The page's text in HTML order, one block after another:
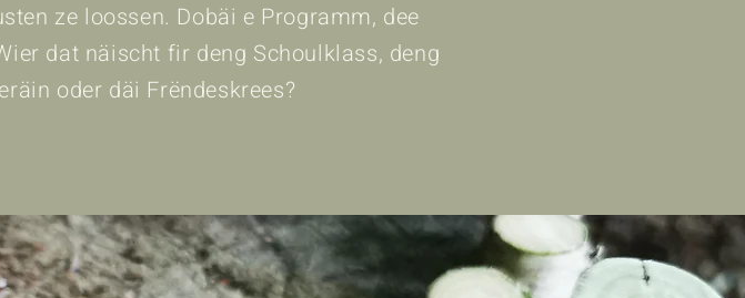
ze loossen. Dobäi e Programm, dee
dat näischt fir deng Schoulklass, deng
oder däi Frëndeskrees?